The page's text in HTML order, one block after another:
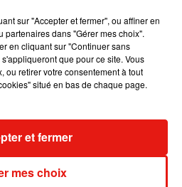
après sa tournée mondiale
sur "Accepter et fermer", ou affiner en
partenaires dans "Gérer mes choix".
en cliquant sur "Continuer sans
que pour ce site. Vous
ou retirer votre consentement à tout
situé en bas de chaque page.
mes choix
et fermer